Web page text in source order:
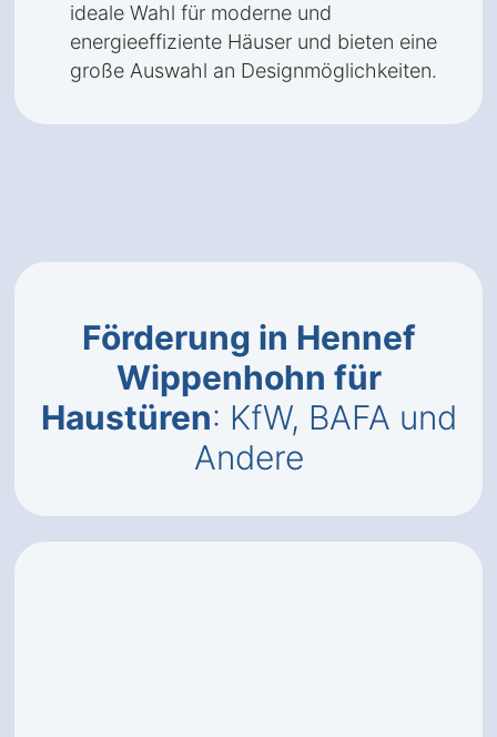
ideale Wahl für moderne und
energieeffiziente Häuser und bieten eine
große Auswahl an Designmöglichkeiten.
Förderung in Hennef
Wippenhohn für
Haustüren: KfW, BAFA und
Andere